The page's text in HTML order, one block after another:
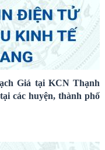
Giá tại KCN Thạnh
các huyện, thành phố